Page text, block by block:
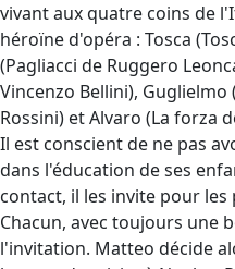
vivant aux quatre coins de
héroïne d'opéra : Tosca
(Pagliacci de Ruggero
Vincenzo Bellini),
Rossini) et Alvaro (La forza
Il est conscient de ne pas
dans l'éducation de ses
contact, il les invite pour les
Chacun, avec toujours une
l'invitation. Matteo décide